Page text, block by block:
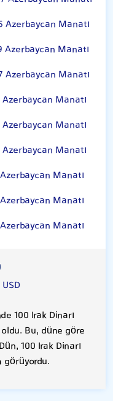
Azerbaycan Manatı
Azerbaycan Manatı
Azerbaycan Manatı
Azerbaycan Manatı
Manatı
Manatı
Azerbaycan Manatı
Manatı
Azerbaycan Manatı
100 Irak Dinarı
Bu, düne göre
100 Irak Dinarı
görüyordu.